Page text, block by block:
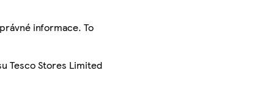
informace. To
Tesco Stores Limited